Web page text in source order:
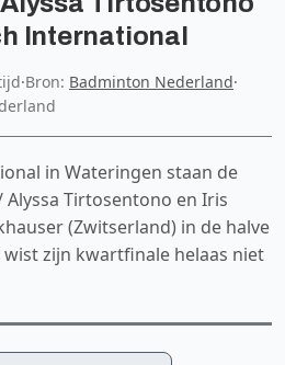
International
·Bron: Badminton Nederland·
in Wateringen staan de
Alyssa Tirtosentono en Iris
(Zwitserland) in de halve
wist zijn kwartfinale helaas niet